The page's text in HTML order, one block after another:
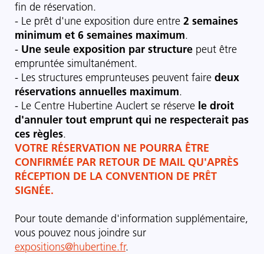
fin de réservation.
- Le prêt d'une exposition dure entre 2 semaines
minimum et 6 semaines maximum.
- Une seule exposition par structure peut être
empruntée simultanément.
- Les structures emprunteuses peuvent faire deux
réservations annuelles maximum.
- Le Centre Hubertine Auclert se réserve le droit
d'annuler tout emprunt qui ne respecterait pas
ces règles.
VOTRE RÉSERVATION NE POURRA ÊTRE
CONFIRMÉE PAR RETOUR DE MAIL QU'APRÈS
RÉCEPTION DE LA CONVENTION DE PRÊT
SIGNÉE.
Pour toute demande d'information supplémentaire,
vous pouvez nous joindre sur
expositions@hubertine.fr.